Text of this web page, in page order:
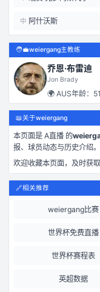
中 阿什沃斯
🧑‍💼weiergang主教练
乔恩·布雷迪
Jon Brady
🌍 AUS年龄： 51
📖关于weiergang
本页面是 A直播 的
报、球员动态与历史介绍。
欢迎收藏本页面，及时获取
🔗相关推荐
weiergang比赛
世界杯免费直播
世界杯赛程表
英超数据